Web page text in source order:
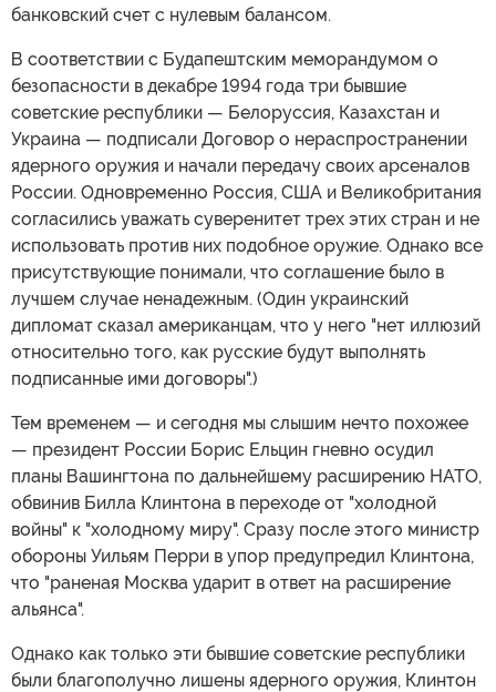
банковский счет с нулевым балансом.
В соответствии с Будапештским меморандумом о
безопасности в декабре 1994 года три бывшие
советские республики — Белоруссия, Казахстан и
Украина — подписали Договор о нераспространении
ядерного оружия и начали передачу своих арсеналов
России. Одновременно Россия, США и Великобритания
согласились уважать суверенитет трех этих стран и не
использовать против них подобное оружие. Однако все
присутствующие понимали, что соглашение было в
лучшем случае ненадежным. (Один украинский
дипломат сказал американцам, что у него "нет иллюзий
относительно того, как русские будут выполнять
подписанные ими договоры".)
Тем временем — и сегодня мы слышим нечто похожее
— президент России Борис Ельцин гневно осудил
планы Вашингтона по дальнейшему расширению НАТО,
обвинив Билла Клинтона в переходе от "холодной
войны" к "холодному миру". Сразу после этого министр
обороны Уильям Перри в упор предупредил Клинтона,
что "раненая Москва ударит в ответ на расширение
альянса".
Однако как только эти бывшие советские республики
были благополучно лишены ядерного оружия, Клинтон